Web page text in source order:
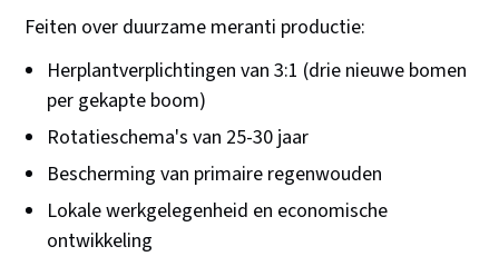
Feiten over duurzame meranti productie:
Herplantverplichtingen van 3:1 (drie nieuwe bomen
per gekapte boom)
Rotatieschema's van 25-30 jaar
Bescherming van primaire regenwouden
Lokale werkgelegenheid en economische
ontwikkeling